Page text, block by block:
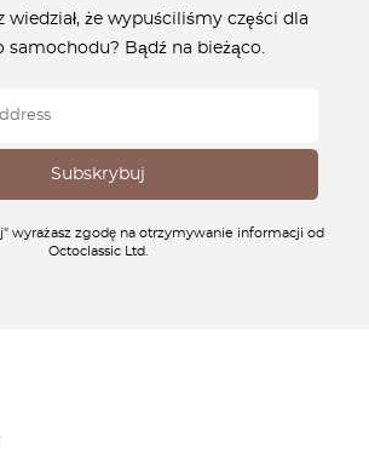
wiedział, że wypuściliśmy części dla
samochodu? Bądź na bieżąco.
wyrażasz zgodę na otrzymywanie informacji od
Octoclassic Ltd.